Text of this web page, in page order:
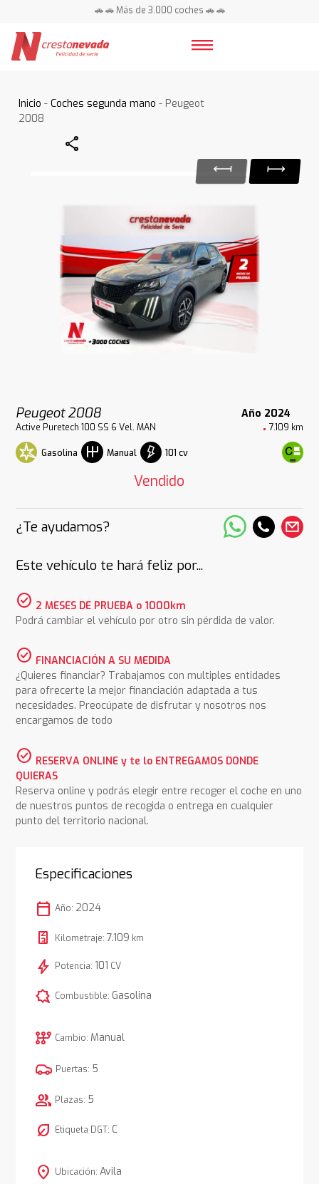
🚗 🚗 Más de 3.000 coches 🚗 🚗
Inicio -Coches segunda mano - Peugeot
2008
Share
Peugeot 2008 Año 2024
Active Puretech 100 SS 6 Vel. MAN 7.109 km
Gasolina Manual 101 cv
Vendido
¿Te ayudamos?
Este vehículo te hará feliz por...
check_circle 2 MESES DE PRUEBA o 1000km
Podrá cambiar el vehículo por otro sin pérdida de valor.
check_circle FINANCIACIÓN A SU MEDIDA
¿Quieres financiar? Trabajamos con multiples entidades
para ofrecerte la mejor financiación adaptada a tus
necesidades. Preocúpate de disfrutar y nosotros nos
encargamos de todo
check_circle RESERVA ONLINE y te lo ENTREGAMOS DONDE
QUIERAS
Reserva online y podrás elegir entre recoger el coche en uno
de nuestros puntos de recogida o entrega en cualquier
punto del territorio nacional.
Especificaciones
calendar_today Año: 2024
Kilometraje: 7.109 km
bolt Potencia: 101 CV
comic_bubble Combustible: Gasolina
auto_transmission Cambio: Manual
Puertas: 5
group Plazas: 5
nest_eco_leaf Etiqueta DGT: C
location_on Ubicación: Avila